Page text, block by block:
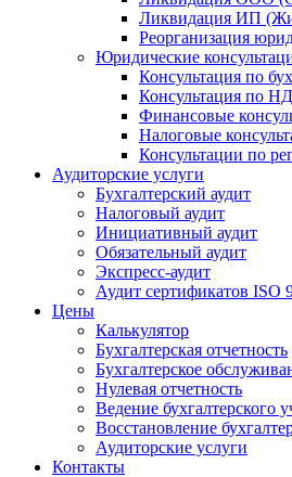
Ликвидация ИП
Реорганизация
Юридические
Консультация по
Консультация по
Финансовые
Налоговые
Консультации по
Аудиторские услуги
Бухгалтерский аудит
Налоговый аудит
Инициативный аудит
Обязательный аудит
Экспресс-аудит
Аудит сертификатов ISO
Цены
Калькулятор
Бухгалтерская отчетность
Бухгалтерское
Нулевая отчетность
Ведение бухгалтерского
Восстановление
Аудиторские услуги
Контакты